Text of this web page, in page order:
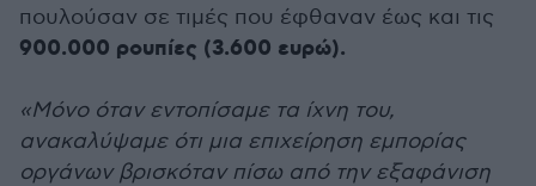
πουλούσαν σε τιμές που έφθαναν έως και τις
900.000 ρουπίες (3.600 ευρώ).
«Μόνο όταν εντοπίσαμε τα ίχνη του,
ανακαλύψαμε ότι μια επιχείρηση εμπορίας
οργάνων βρισκόταν πίσω από την εξαφάνιση